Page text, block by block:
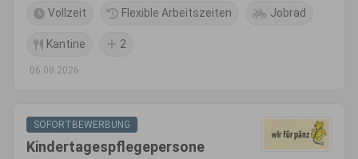
Vollzeit Flexible Arbeitszeiten Jobrad
Kantine 2
06.08.2026
SOFORTBEWERBUNG
Kindertagespflegepersone